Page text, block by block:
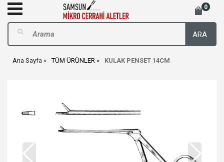
0
ARA
Ana Sayfa TÜM ÜRÜNLER KULAK PENSET 14CM